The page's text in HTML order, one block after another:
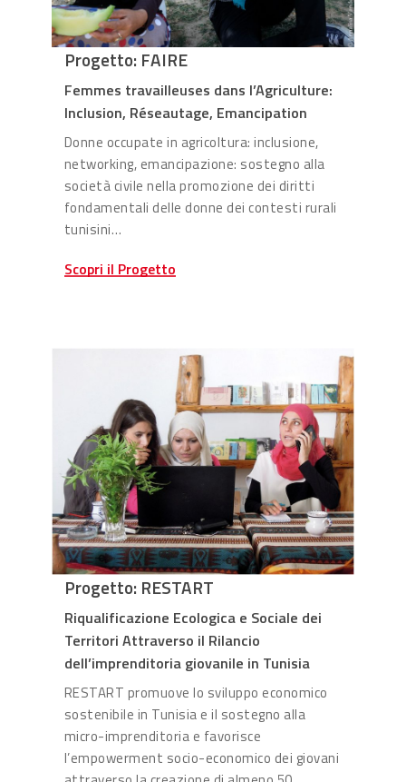
Progetto: FAIRE
Femmes travailleuses dans l’Agriculture:
Inclusion, Réseautage, Emancipation
Donne occupate in agricoltura: inclusione,
networking, emancipazione: sostegno alla
società civile nella promozione dei diritti
fondamentali delle donne dei contesti rurali
tunisini…
Scopri il Progetto
Progetto: RESTART
Riqualificazione Ecologica e Sociale dei
Territori Attraverso il Rilancio
dell’imprenditoria giovanile in Tunisia
RESTART promuove lo sviluppo economico
sostenibile in Tunisia e il sostegno alla
micro-imprenditoria e favorisce
l’empowerment socio-economico dei giovani